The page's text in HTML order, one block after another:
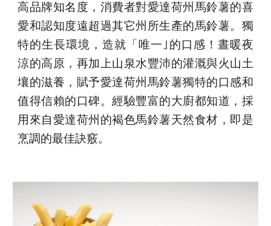
高品牌知名度，消費者對愛達荷州馬鈴薯的喜
愛和認知度遠超過其它州所生產的馬鈴薯。獨
特的生長環境，造就「唯一｣的口感！晝暖夜
涼的高原，再加上山泉水豐沛的灌溉與火山土
壤的滋養，賦予愛達荷州馬鈴薯獨特的口感和
值得信賴的口碑。經驗豐富的大廚都知道，採
用來自愛達荷州的褐色馬鈴薯天然食材，即是
烹調的最佳訣竅。